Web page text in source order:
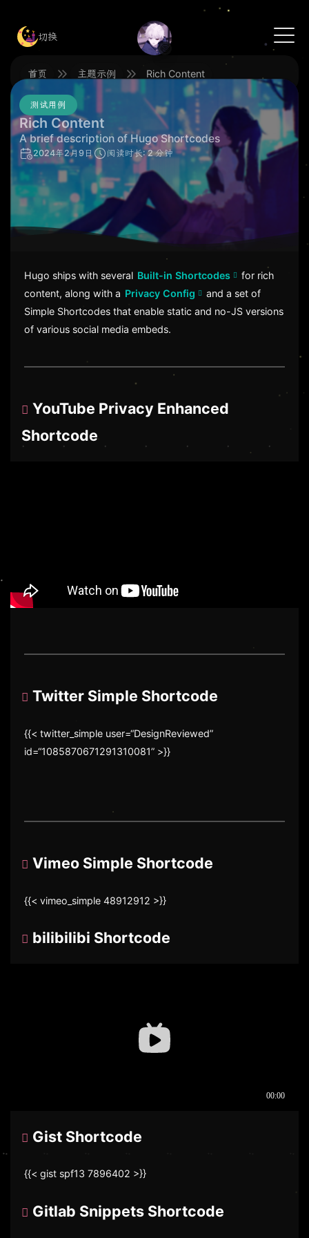
切换
🍥
首页 主题示例 Rich Content
测试用例
Rich Content
A brief description of Hugo Shortcodes
2024年2月9日 阅读时长: 2 分钟
Hugo ships with several Built-in Shortcodes
for rich
content, along with a Privacy Config
and a set of
Simple Shortcodes that enable static and no-JS versions
of various social media embeds.
YouTube Privacy Enhanced
Shortcode
Twitter Simple Shortcode
{{< twitter_simple user=“DesignReviewed”
id=“1085870671291310081” >}}
Vimeo Simple Shortcode
{{< vimeo_simple 48912912 >}}
bilibilibi Shortcode
Gist Shortcode
{{< gist spf13 7896402 >}}
Gitlab Snippets Shortcode